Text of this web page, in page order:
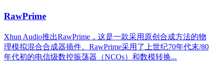
RawPrime
Xhun Audio推出RawPrime，这是一款采用原创合成方法的物
理模拟混合合成器插件。RawPrime采用了上世纪70年代末/80
年代初的电信级数控振荡器（NCOs）和数模转换...